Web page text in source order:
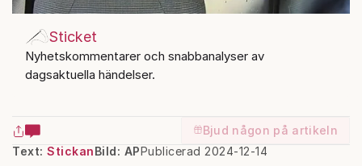
Sticket
Nyhetskommentarer och snabbanalyser av
dagsaktuella händelser.
Bjud någon på artikeln
Text: Stickan Publicerad 2024-12-14
Bild: AP